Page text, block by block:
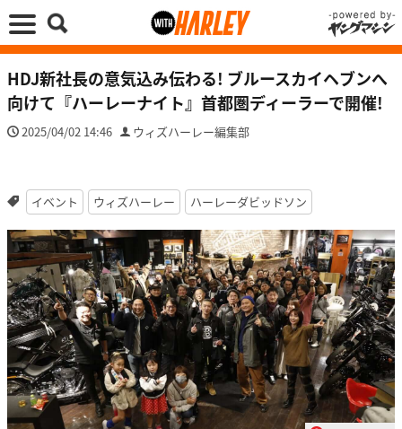
HDJ新社長の意気込み伝わる! ブルースカイヘブンへ
向けて『ハーレーナイト』首都圏ディーラーで開催!
2025/04/02 14:46 ウィズハーレー編集部
イベント ウィズハーレー ハーレーダビッドソン